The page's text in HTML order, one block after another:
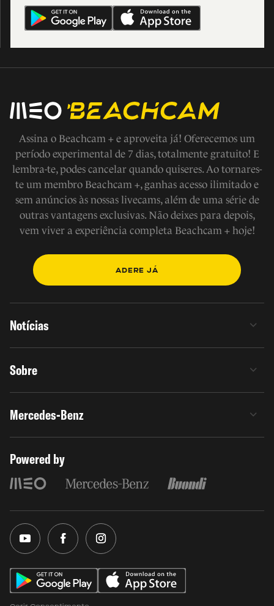
Assina o Beachcam + e aproveita já! Oferecemos um
período experimental de 7 dias, totalmente gratuito! E
lembra-te, podes cancelar quando quiseres. Ao tornares-
te um membro Beachcam +, ganhas acesso ilimitado e
sem anúncios às nossas livecams, além de uma série de
outras vantagens exclusivas. Não deixes para depois,
vem viver a experiência completa Beachcam + hoje!
ADERE JÁ
Notícias
Sobre
Mercedes-Benz
Powered by